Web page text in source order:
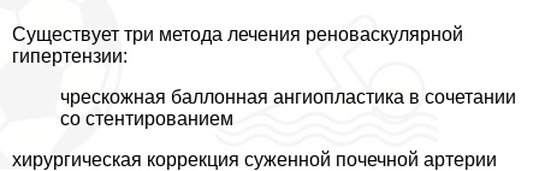
Существует три метода лечения реноваскулярной
гипертензии:
чрескожная баллонная ангиопластика в сочетании
со стентированием
хирургическая коррекция суженной почечной артерии